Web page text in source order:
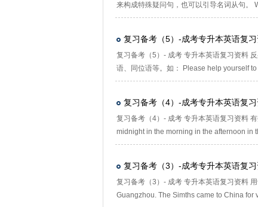
来构成特殊疑问句，也可以引导名词从句。
复习备考（5）-成考专升本英语复
复习备考（5）- 成考 专升本英语复习资料
语、同位语等。如： Please help yourself
复习备考（4）-成考专升本英语复
复习备考（4）- 成考 专升本英语复习资料
midnight in the morning in the afternoon in
复习备考（3）-成考专升本英语复
复习备考（3）- 成考 专升本英语复习资料
Guangzhou. The Simths came to China for